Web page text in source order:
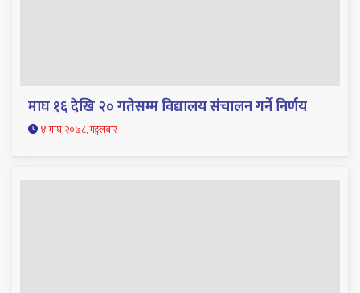
माघ १६ देखि २० गतेसम्म विद्यालय संचालन गर्ने निर्णय
४ माघ २०७८, मङ्गलबार